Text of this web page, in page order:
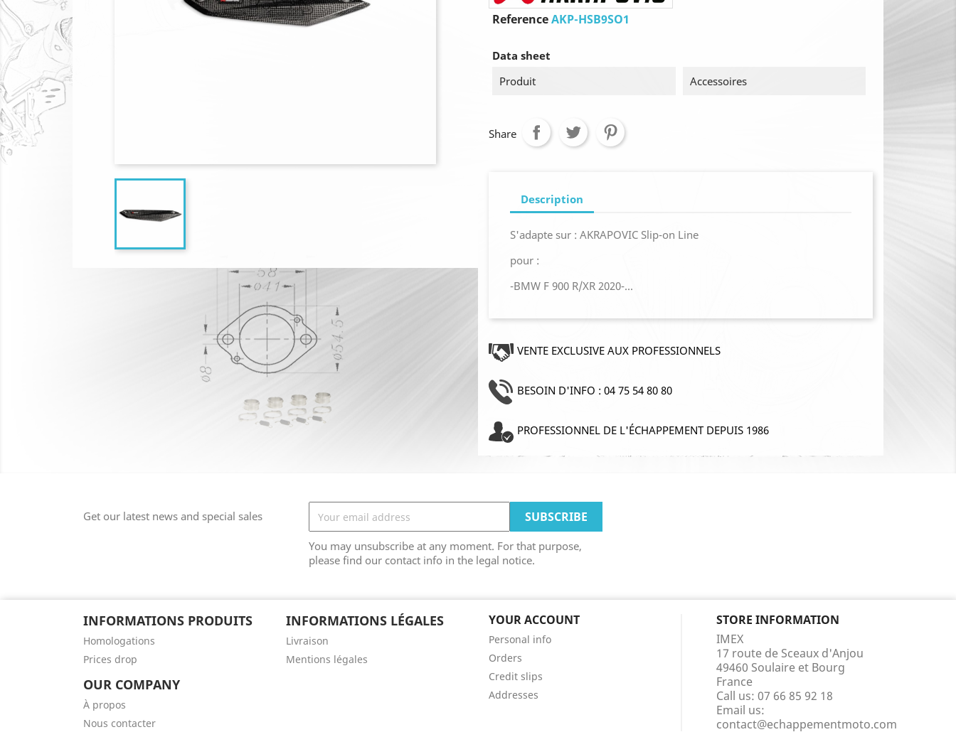
ReferenceAKP-HSB9SO1
Data sheet
Produit
Accessoires
Share
Description
S'adapte sur : AKRAPOVIC Slip-on Line
pour :
-BMW F 900 R/XR 2020-...
VENTE EXCLUSIVE AUX PROFESSIONNELS
BESOIN D'INFO : 04 75 54 80 80
PROFESSIONNEL DE L'ÉCHAPPEMENT DEPUIS 1986
Get our latest news and special sales
You may unsubscribe at any moment. For that purpose,
please find our contact info in the legal notice.
INFORMATIONS PRODUITS
Homologations
Prices drop
INFORMATIONS LÉGALES
Livraison
Mentions légales
OUR COMPANY
À propos
Nous contacter
YOUR ACCOUNT
Personal info
Orders
Credit slips
Addresses
STORE INFORMATION
IMEX
17 route de Sceaux d'Anjou
49460 Soulaire et Bourg
France
Call us: 07 66 85 92 18
Email us:
contact@echappementmoto.com